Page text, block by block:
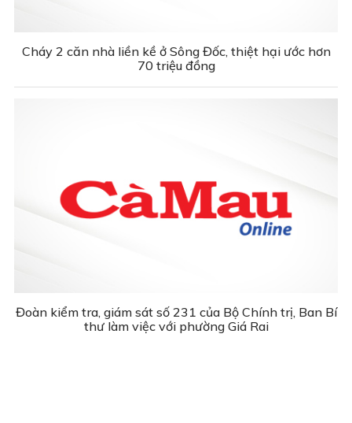
Cháy 2 căn nhà liền kề ở Sông Đốc, thiệt hại ước hơn
70 triệu đồng
Đoàn kiểm tra, giám sát số 231 của Bộ Chính trị, Ban Bí
thư làm việc với phường Giá Rai